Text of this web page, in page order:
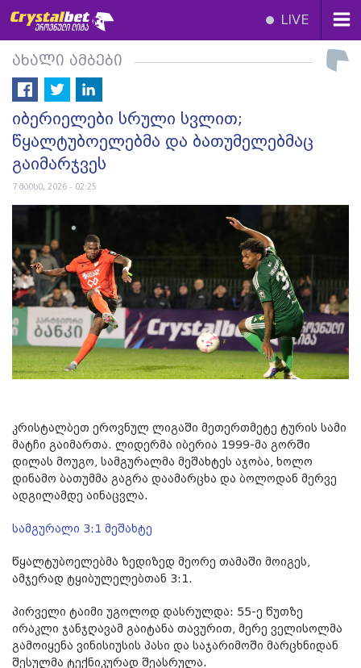
LIVE
ახალი ამბები
იბერიელები სრული სვლით;
წყალტუბოელებმა და ბათუმელებმაც
გაიმარჯვეს
7 მაისი, 2026 - 02:25
კრისტალბეთ ეროვნულ ლიგაში მეთერთმეტე ტურის სამი
მატჩი გაიმართა. ლიდერმა იბერია 1999-მა გორში
დილას მოუგო, სამგურალმა მეშახტეს აჯობა, ხოლო
დინამო ბათუმმა გაგრა დაამარცხა და ბოლოდან მერვე
ადგილამდე აინაცვლა.
სამგურალი 3:1 მეშახტე
წყალტუბოელებმა ზედიზედ მეორე თამაში მოიგეს,
ამჯერად ტყიბულელებთან 3:1.
პირველი ტაიმი უგოლოდ დასრულდა: 55-ე წუთზე
ირაკლი ჯანჯღავამ გაიტანა თავურით, მერე ველისოლმა
გამოიყენა ვინისიუსის პასი და საჯარიმოში მარცხნიდან
შესულმა ტექნიკურად შეასრულა.